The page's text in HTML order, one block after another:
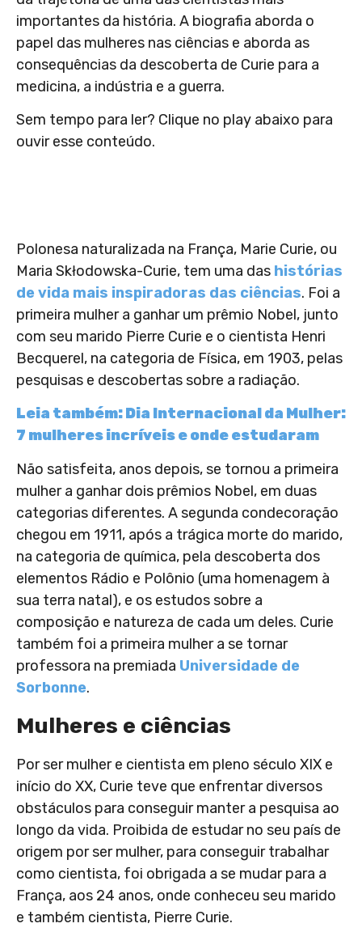
importantes da história. A biografia aborda o
papel das mulheres nas ciências e aborda as
consequências da descoberta de Curie para a
medicina, a indústria e a guerra.
Sem tempo para ler? Clique no play abaixo para
ouvir esse conteúdo.
Polonesa naturalizada na França, Marie Curie, ou
Maria Skłodowska-Curie, tem uma das histórias
de vida mais inspiradoras das ciências. Foi a
primeira mulher a ganhar um prêmio Nobel, junto
com seu marido Pierre Curie e o cientista Henri
Becquerel, na categoria de Física, em 1903, pelas
pesquisas e descobertas sobre a radiação.
Leia também: Dia Internacional da Mulher:
7 mulheres incríveis e onde estudaram
Não satisfeita, anos depois, se tornou a primeira
mulher a ganhar dois prêmios Nobel, em duas
categorias diferentes. A segunda condecoração
chegou em 1911, após a trágica morte do marido,
na categoria de química, pela descoberta dos
elementos Rádio e Polônio (uma homenagem à
sua terra natal), e os estudos sobre a
composição e natureza de cada um deles. Curie
também foi a primeira mulher a se tornar
professora na premiada Universidade de
Sorbonne.
Mulheres e ciências
Por ser mulher e cientista em pleno século XIX e
início do XX, Curie teve que enfrentar diversos
obstáculos para conseguir manter a pesquisa ao
longo da vida. Proibida de estudar no seu país de
origem por ser mulher, para conseguir trabalhar
como cientista, foi obrigada a se mudar para a
França, aos 24 anos, onde conheceu seu marido
e também cientista, Pierre Curie.